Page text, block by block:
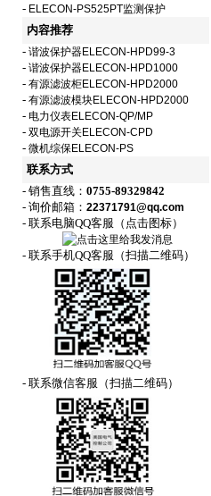
- ELECON-PS525PT监测保护
内容推荐
- 谐波保护器ELECON-HPD99-3
- 谐波保护器ELECON-HPD1000
- 有源滤波柜ELECON-HPD2000
- 有源滤波模块ELECON-HPD2000
- 电力仪表ELECON-QP/MP
- 双电源开关ELECON-CPD
- 微机综保ELECON-PS
联系方式
- 销售直线： 0755-89329842
- 询价邮箱： 22371791@qq.com
- 联系电脑QQ客服（点击图标）
- 联系手机QQ客服（扫描二维码）
- 联系微信客服（扫描二维码）